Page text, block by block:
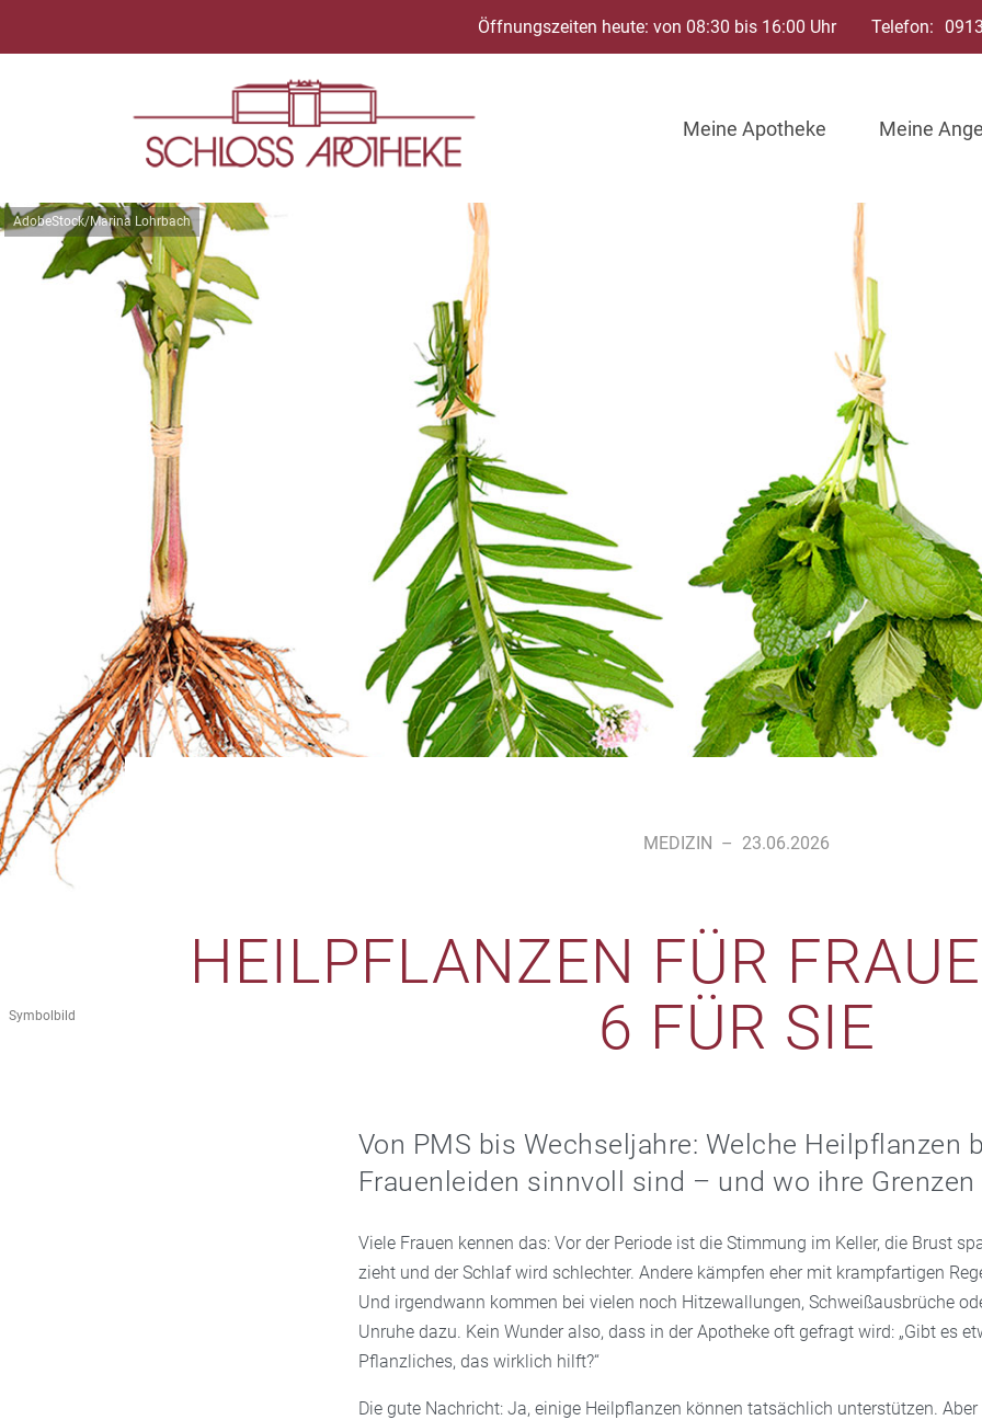
Öffnungszeiten heute: von 08:30 bis 16:00 Uhr Telefon:
Meine Apotheke Meine
AdobeStock/Marina Lohrbach
Symbolbild
MEDIZIN – 23.06.2026
HEILPFLANZEN FÜR
6 FÜR SIE
Von PMS bis Wechseljahre: Welche Heilpflanzen
Frauenleiden sinnvoll sind – und wo ihre
Viele Frauen kennen das: Vor der Periode ist die Stimmung im Keller, die Brust
zieht und der Schlaf wird schlechter. Andere kämpfen eher mit krampfartigen
Und irgendwann kommen bei vielen noch Hitzewallungen, Schweißausbrüche
Unruhe dazu. Kein Wunder also, dass in der Apotheke oft gefragt wird: „Gibt es
Pflanzliches, das wirklich hilft?“
Die gute Nachricht: Ja, einige Heilpflanzen können tatsächlich unterstützen.